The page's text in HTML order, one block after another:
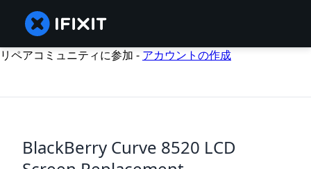
リペアコミュニティに参加 - アカウントの作成
BlackBerry Curve 8520 LCD